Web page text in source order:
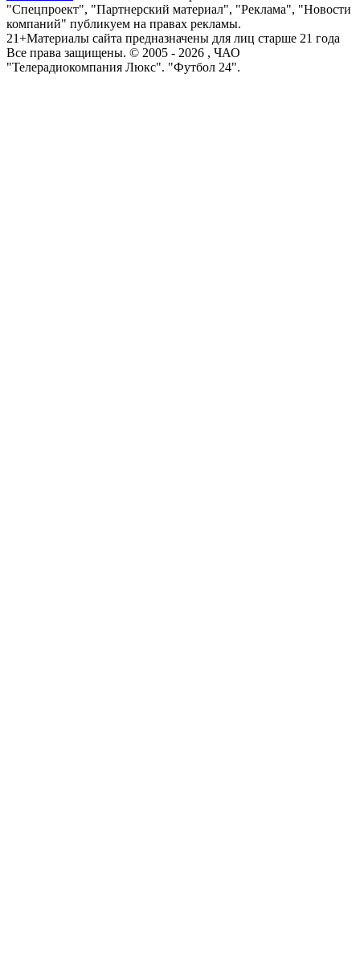
"Спецпроект", "Партнерский материал", "Реклама", "Новости
компаний" публикуем на правах рекламы.
21+Материалы сайта предназначены для лиц старше 21 года
Все права защищены. © 2005 - 2026 , ЧАО
"Телерадиокомпания Люкс". "Футбол 24".